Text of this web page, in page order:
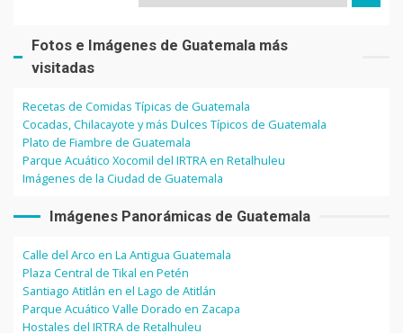
Fotos e Imágenes de Guatemala más
visitadas
Recetas de Comidas Típicas de Guatemala
Cocadas, Chilacayote y más Dulces Típicos de Guatemala
Plato de Fiambre de Guatemala
Parque Acuático Xocomil del IRTRA en Retalhuleu
Imágenes de la Ciudad de Guatemala
Imágenes Panorámicas de Guatemala
Calle del Arco en La Antigua Guatemala
Plaza Central de Tikal en Petén
Santiago Atitlán en el Lago de Atitlán
Parque Acuático Valle Dorado en Zacapa
Hostales del IRTRA de Retalhuleu